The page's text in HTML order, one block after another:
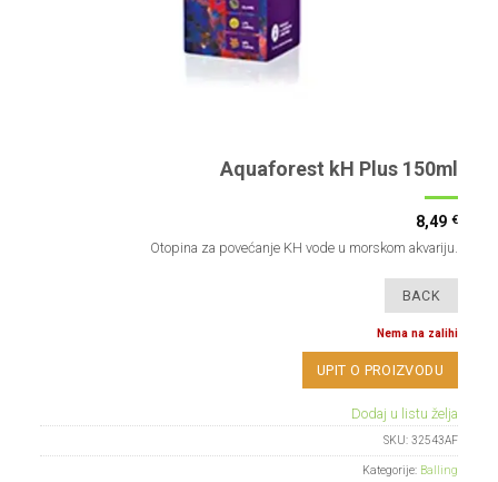
Aquaforest kH Plus 150ml
8,49 €
Otopina za povećanje KH vode u morskom akvariju.
Nema na zalihi
UPIT O PROIZVODU
Dodaj u listu želja
SKU: 32543AF
Kategorije: Balling